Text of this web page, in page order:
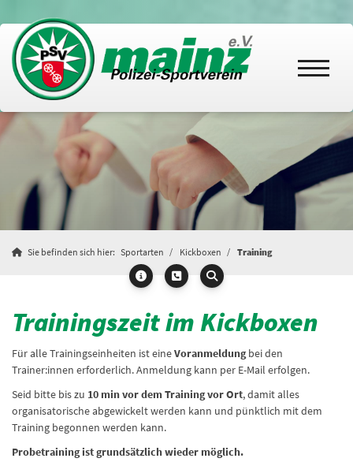
Sie befinden sich hier: Sportarten Kickboxen Training
Trainingszeit im Kickboxen
Für alle Trainingseinheiten ist eineVoranmeldungbei den
Trainer:innen erforderlich. Anmeldung kann per E-Mail erfolgen.
Seid bitte bis zu 10 min vor dem Training vor Ort, damit alles
organisatorische abgewickelt werden kann und pünktlich mit dem
Training begonnen werden kann.
Probetraining ist grundsätzlich wieder möglich.